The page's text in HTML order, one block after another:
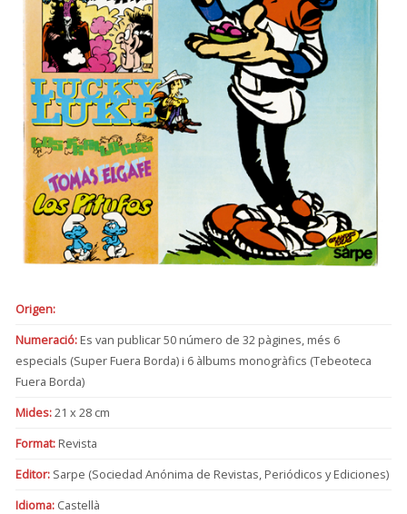
Origen:
Numeració:Es van publicar 50 número de 32 pàgines, més 6
especials (Super Fuera Borda) i 6 àlbums monogràfics (Tebeoteca
Fuera Borda)
Mides:21 x 28 cm
Format:Revista
Editor:Sarpe (Sociedad Anónima de Revistas, Periódicos y Ediciones)
Idioma:Castellà